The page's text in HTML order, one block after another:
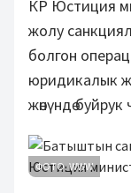
КР Юстиция
жолу
болгон
юридикалык
жөнүндө
ФОТО: WWW